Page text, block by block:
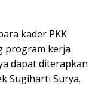
kader PKK
program kerja
dapat diterapkan
Sugiharti Surya.